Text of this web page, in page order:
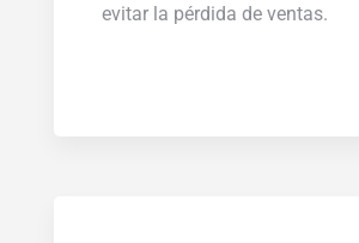
evitar la pérdida de ventas.